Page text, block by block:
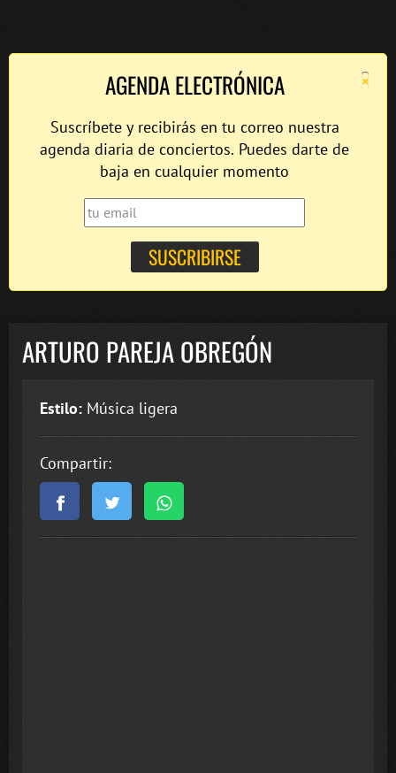
×
AGENDA ELECTRÓNICA
Suscríbete y recibirás en tu correo nuestra
agenda diaria de conciertos. Puedes darte de
baja en cualquier momento
ARTURO PAREJA OBREGÓN
Estilo: Música ligera
Compartir: